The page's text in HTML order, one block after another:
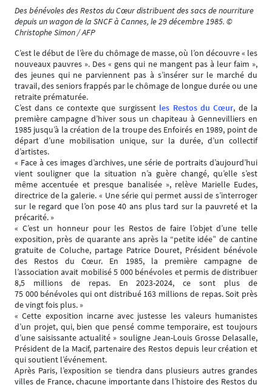
Des bénévoles des Restos du Cœur distribuent des sacs de nourriture
depuis un wagon de la SNCF à Cannes, le 29 décembre 1985. ©
Christophe Simon / AFP
C’est le début de l’ère du chômage de masse, où l’on découvre « les
nouveaux pauvres ». Des « gens qui ne mangent pas à leur faim »,
des jeunes qui ne parviennent pas à s’insérer sur le marché du
travail, des seniors frappés par le chômage de longue durée ou une
retraite prématurée.
C’est dans ce contexte que surgissent les Restos du Cœur, de la
première campagne d’hiver sous un chapiteau à Gennevilliers en
1985 jusqu’à la création de la troupe des Enfoirés en 1989, point de
départ d’une mobilisation unique, sur la durée, d’un collectif
d’artistes.
« Face à ces images d’archives, une série de portraits d’aujourd’hui
vient souligner que la situation n’a guère changé, qu’elle s’est
même accentuée et presque banalisée », relève Marielle Eudes,
directrice de la galerie. « Une série qui permet aussi de s’interroger
sur le regard que l’on pose 40 ans plus tard sur la pauvreté et la
précarité. »
« C’est un honneur pour les Restos de faire l’objet d’une telle
exposition, près de quarante ans après la “petite idée” de cantine
gratuite de Coluche, partage Patrice Douret, Président bénévole
des Restos du Cœur. En 1985, la première campagne de
l’association avait mobilisé 5 000 bénévoles et permis de distribuer
8,5 millions de repas. En 2023-2024, ce sont plus de
75 000 bénévoles qui ont distribué 163 millions de repas. Soit près
de vingt fois plus. »
« Cette exposition incarne avec justesse les valeurs humanistes
d’un projet, qui, bien que pensé comme temporaire, est toujours
d’une saisissante actualité » souligne Jean-Louis Grosse Delasalle,
Président de la Macif, partenaire des Restos depuis leur création et
qui soutient l’événement.
Après Paris, l’exposition se tiendra dans plusieurs autres grandes
villes de France, chacune importante dans l’histoire des Restos du